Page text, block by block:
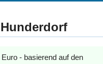
- basierend auf den